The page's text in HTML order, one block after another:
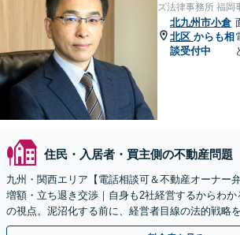
ズ法律事務所 福岡
北九州市小倉
北区 からも相
談受付中
住民・入居者・買主側の不動産問題
九州・関西エリア【電話相談可＆不動産オーナー
増額・立ち退き交渉｜自身も2社経営するからわか
の視点。泥沼化する前に、経営者目線の法的戦略
門チームで正当な権利を守ります【顧問先企業60